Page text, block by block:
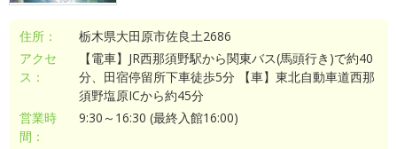
住所：
栃木県大田原市佐良土2686
アクセ
ス：
【電車】JR西那須野駅から関東バス(馬頭行き)で約40
分、田宿停留所下車徒歩5分 【車】東北自動車道西那
須野塩原ICから約45分
営業時
間：
9:30～16:30 (最終入館16:00)